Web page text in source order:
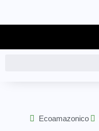
Ecoamazonico